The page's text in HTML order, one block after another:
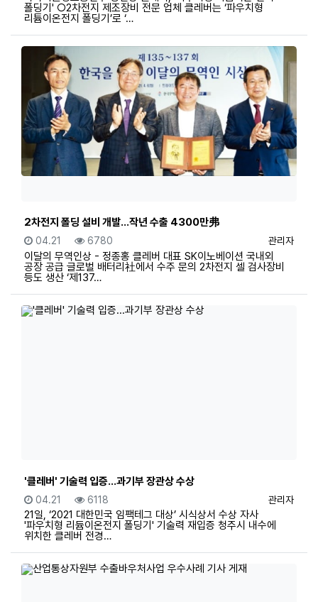
폴딩기' ○2차전지 제조장비 전문 업체 클레버는 ‘파우치형
리튬이온전지 폴딩기’로 ‘…
2차전지 폴딩 설비 개발…작년 수출 4300만弗
등록자
관리자
등록일
04.21 조회
6780
이달의 무역인상 - 정종홍 클레버 대표 SK이노베이션 국내외
공장 공급 글로벌 배터리社에서 수주 문의 2차전지 셀 검사장비
등도 생산 ‘제137…
'클레버' 기술력 입증...과기부 장관상 수상
등록자
관리자
등록일
04.21 조회
6118
21일, ‘2021 대한민국 임팩테그 대상’ 시식상서 수상 자사
'파우치형 리듐이온전지 폴딩기' 기술력 재입증 청주시 내수에
위치한 클레버 전경…